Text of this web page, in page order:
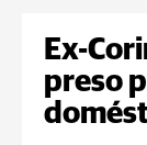
Ex-
preso